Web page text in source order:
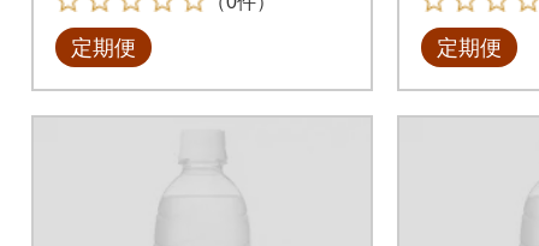
定期便 定期便